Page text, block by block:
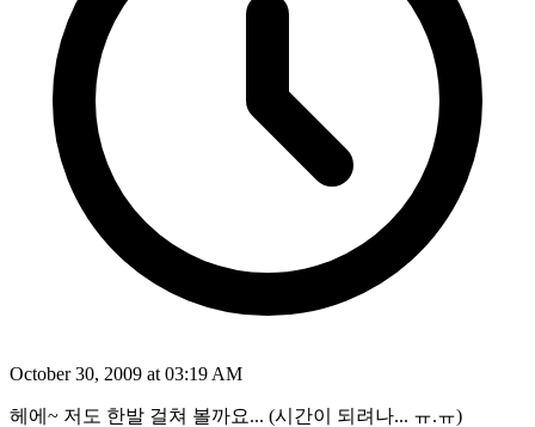
October 30, 2009 at 03:19 AM
헤에~ 저도 한발 걸쳐 볼까요... (시간이 되려나... ㅠ.ㅠ)